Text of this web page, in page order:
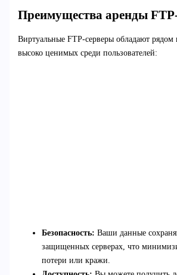
Преимущества аренды
Виртуальные FTP-серверы обладают рядом
высоко ценимых среди пользователей:
Безопасность: Ваши данные
защищенных серверах, что
потери или кражи.